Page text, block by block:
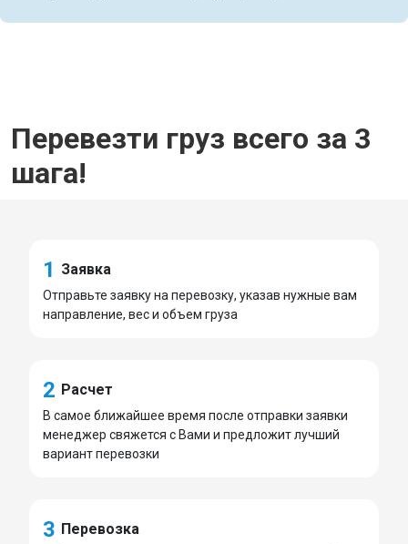
Перевезти груз всего за 3
шага!
1 Заявка
Отправьте заявку на перевозку, указав нужные вам
направление, вес и объем груза
2 Расчет
В самое ближайшее время после отправки заявки
менеджер свяжется с Вами и предложит лучший
вариант перевозки
3 Перевозка